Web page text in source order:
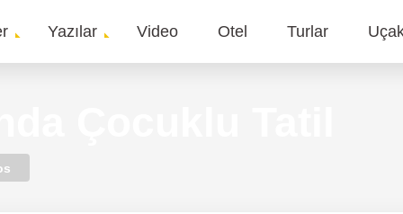
Yazılar Video Otel Turlar